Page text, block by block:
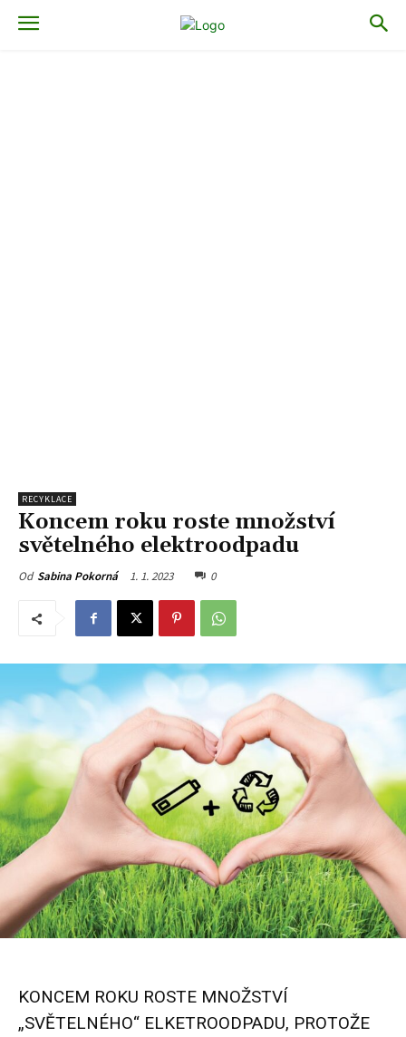
RECYKLACE
Koncem roku roste množství
světelného elektroodpadu
Od Sabina Pokorná 1. 1. 2023 0
KONCEM ROKU ROSTE MNOŽSTVÍ
„SVĚTELNÉHO“ ELKETROODPADU, PROTOŽE